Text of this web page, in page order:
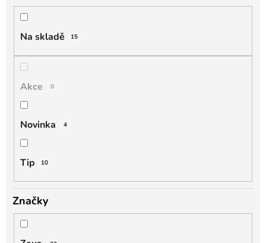
d
Na skladě 15
Akce 0
Novinka 4
Tip 10
Značky